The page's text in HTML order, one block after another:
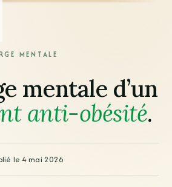
MENTALE
mentale d’un
anti-obésité.
le 4 mai 2026